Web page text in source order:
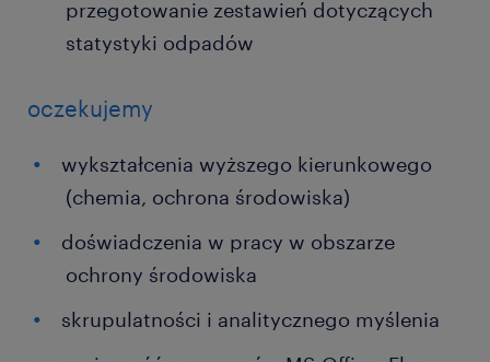
przegotowanie zestawień dotyczących
statystyki odpadów
oczekujemy
wykształcenia wyższego kierunkowego
(chemia, ochrona środowiska)
doświadczenia w pracy w obszarze
ochrony środowiska
skrupulatności i analitycznego myślenia